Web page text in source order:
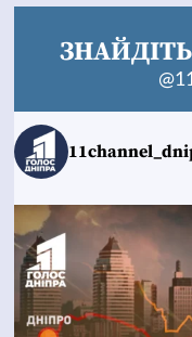
ЗНАЙДІТЬ